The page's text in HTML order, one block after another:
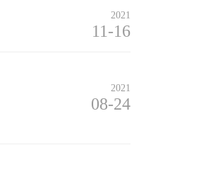
2021
11-16
2021
08-24